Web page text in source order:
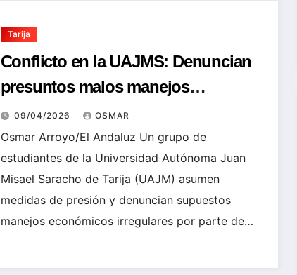
Tarija
Conflicto en la UAJMS: Denuncian
presuntos malos manejos
económicos en la FUL y exigen una
auditoría
09/04/2026 OSMAR
Osmar Arroyo/El Andaluz Un grupo de
estudiantes de la Universidad Autónoma Juan
Misael Saracho de Tarija (UAJM) asumen
medidas de presión y denuncian supuestos
manejos económicos irregulares por parte de…